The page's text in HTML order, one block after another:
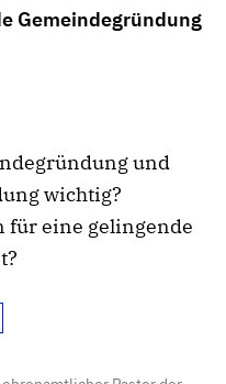
Gemeindegründung
und
wichtig?
für eine gelingende